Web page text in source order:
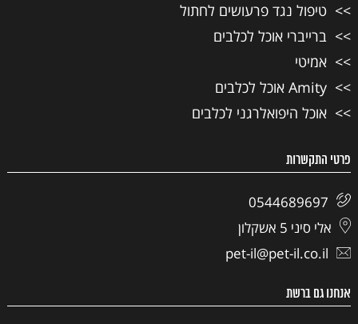
טיפול נגד פרעושים לחתול
ברייברי אוכל לכלבים
אמיטי
Amity אוכל לכלבים
אוכל היפואלרגני לכלבים
פרטי התקשרות
0544689697
אלי סיני 5 אשקלון
pet-il@pet-il.co.il
אנחנו גם ברשת